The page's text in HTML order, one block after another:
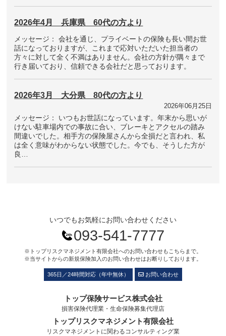
2026年4月 兵庫県 60代の方より
メッセージ： 会社を通じ、プライベートの保険も長い間お世
話になっておりますが、これまで応対いただいた担当者の
方々に対して全く不満はありません。会社の方針が隅々まで
行き届いており、信頼できる会社だと思っております。
2026年3月 大分県 80代の方より
2026年06月25日
メッセージ： いつもお世話になっています。年末から思いが
けない駐車場内での事故に合い、ブレーキとアクセルの踏み
間違いでした。相手方の保険屋さんから全損だと言われ、私
は全く意味がわからない状態でした。今でも、そうした方が
良…
いつでもお気軽にお問い合わせください
093-541-7777
※トップリスクマネジメント有限会社へのお問い合わせもこちらまで。
※当サイトからの新規保険加入のお問い合わせはお断りしております。
365日／24時間対応（年中無休） お問い合わせ
トップ保険サービス株式会社
損害保険代理業・生命保険募集代理店
トップリスクマネジメント有限会社
リスクマネジメントに関わるコンサルティング業